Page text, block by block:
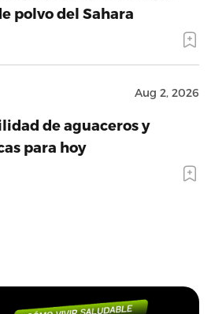
polvo del Sahara
Aug 2, 2026
de aguaceros y
para hoy